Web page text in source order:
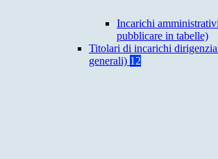
Incarichi
pubblicare in tabelle)
Titolari di incarichi
generali) 12